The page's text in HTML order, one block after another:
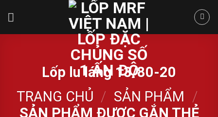
Lốp lu láng 13/80-20
TRANG CHỦ / SẢN PHẨM /
SẢN PHẨM ĐƯỢC GẮN THẺ